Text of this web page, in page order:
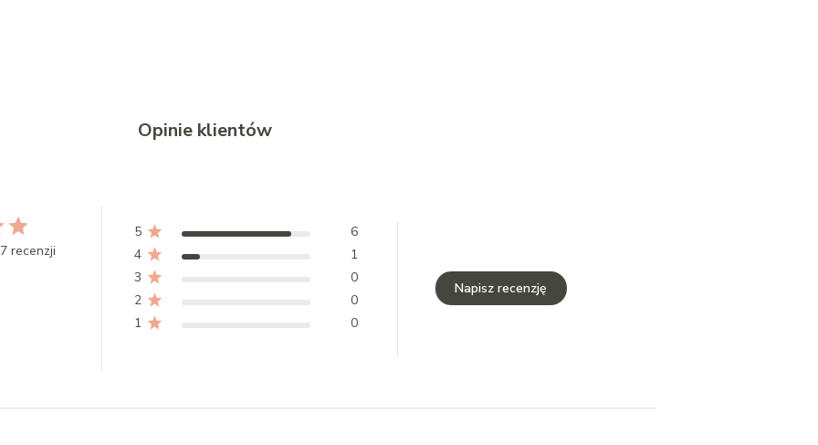
Opinie klientów
recenzji
5
6
4
1
3
0
2
0
1
0
Napisz recenzję